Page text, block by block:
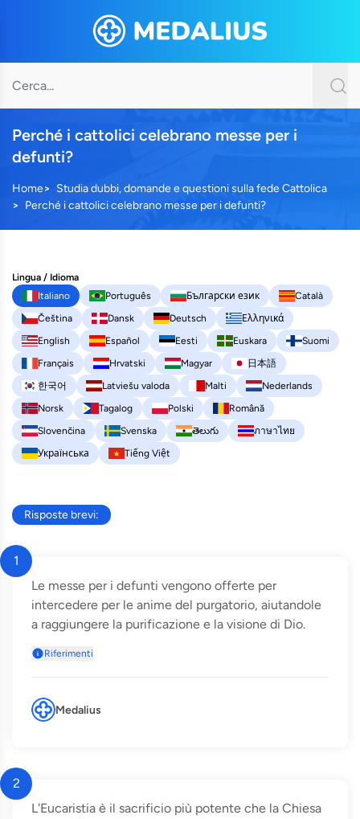
Perché i cattolici celebrano messe per i
defunti?
Home
Studia dubbi, domande e questioni sulla fede Cattolica
Perché i cattolici celebrano messe per i defunti?
Lingua / Idioma
Italiano
Português Български език
Català
Čeština
Dansk Deutsch
Ελληνικά
English
Español Eesti Euskara
Suomi
Français
Hrvatski Magyar
日本語
한국어
Latviešu valoda Malti
Nederlands
Norsk
Tagalog Polski
Română
Slovenčina
Svenska తెలుగు
ภาษาไทย
Українська
Tiếng Việt
Risposte brevi:
1
Le messe per i defunti vengono offerte per
intercedere per le anime del purgatorio, aiutandole
a raggiungere la purificazione e la visione di Dio.
Riferimenti
Medalius
2
L'Eucaristia è il sacrificio più potente che la Chiesa